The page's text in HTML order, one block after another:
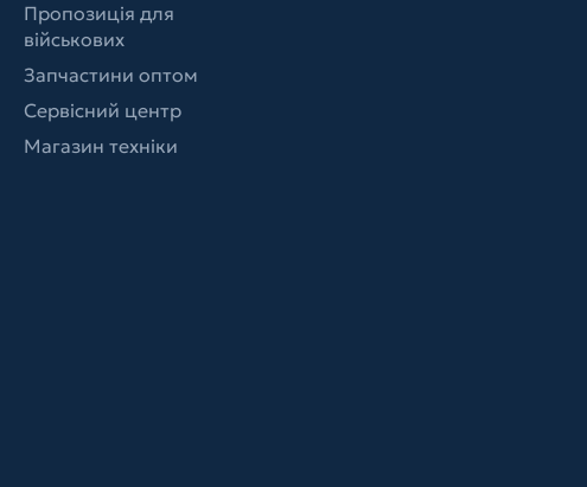
Пропозиція для
військових
Запчастини оптом
Сервісний центр
Магазин техніки